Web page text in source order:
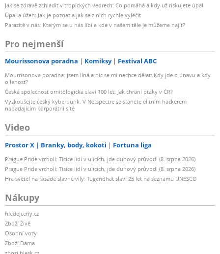
Jak se zdravě zchladit v tropických vedrech: Co pomáhá a kdy už riskujete úpal
Úpal a úžeh: Jak je poznat a jak se z nich rychle vyléčit
Parazité v nás: Kterým se u nás líbí a kde v našem těle je můžeme najít?
Pro nejmenší
Mourissonova poradna Komiksy Festival ABC
Mourrisonova poradna: Jsem líná a nic se mi nechce dělat: Kdy jde o únavu a kdy
o lenost?
Česká společnost ornitologická slaví 100 let: Jak chrání ptáky v ČR?
Vyzkoušejte český kyberpunk. V Netspectre se stanete elitním hackerem
napadajícím korporátní sítě
Video
Prostor X Branky, body, kokoti Fortuna liga
Prague Pride vrcholí: Tisíce lidí v ulicích, jde duhový průvod! (8. srpna 2026)
Prague Pride vrcholí: Tisíce lidí v ulicích, jde duhový průvod! (8. srpna 2026)
Hra světel na fasádě slavné vily: Tugendhat slaví 25 let na seznamu UNESCO
Nákupy
hledejceny.cz
Zboží Živě
Osobní vozy
Zboží Dáma